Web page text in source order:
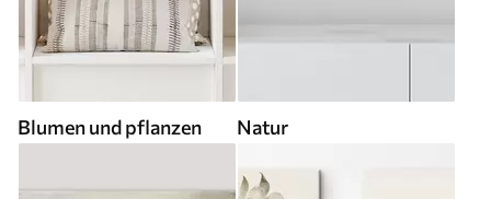
Blumen und pflanzen Natur